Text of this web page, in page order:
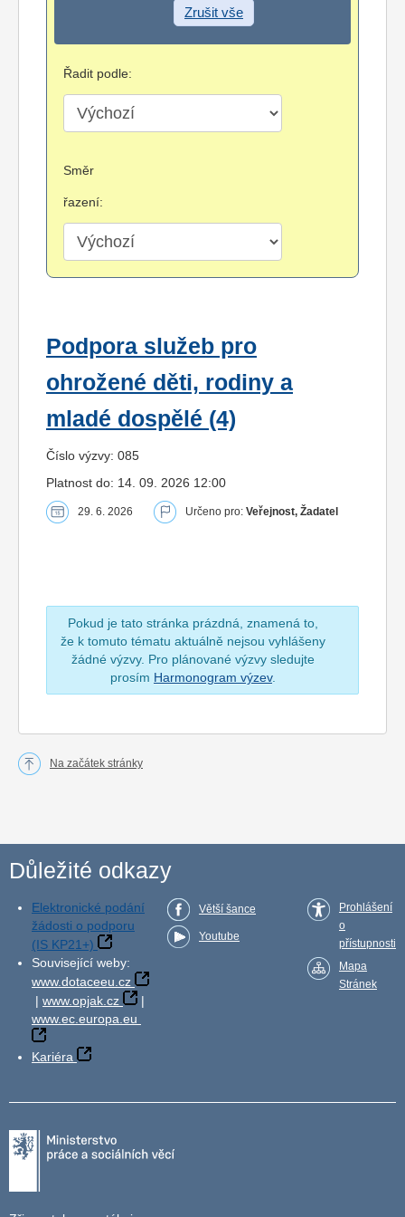
Zrušit vše
Řadit podle:
Směr
řazení:
Podpora služeb pro
ohrožené děti, rodiny a
mladé dospělé (4)
Číslo výzvy: 085
Platnost do: 14. 09. 2026 12:00
29. 6. 2026 Určeno pro: Veřejnost, Žadatel
Pokud je tato stránka prázdná, znamená to,
že k tomuto tématu aktuálně nejsou vyhlášeny
žádné výzvy. Pro plánované výzvy sledujte
prosím Harmonogram výzev.
Na začátek stránky
Důležité odkazy
Elektronické podání
žádosti o podporu
(IS KP21+)
Související weby:
www.dotaceeu.cz
| www.opjak.cz
|
www.ec.europa.eu
Kariéra
Větší šance
Youtube
Prohlášení
o
přístupnosti
Mapa
Stránek